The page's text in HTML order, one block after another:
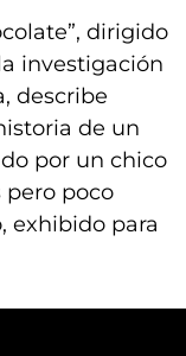
dirigido
investigación
describe
de un
por un chico
pero poco
exhibido para